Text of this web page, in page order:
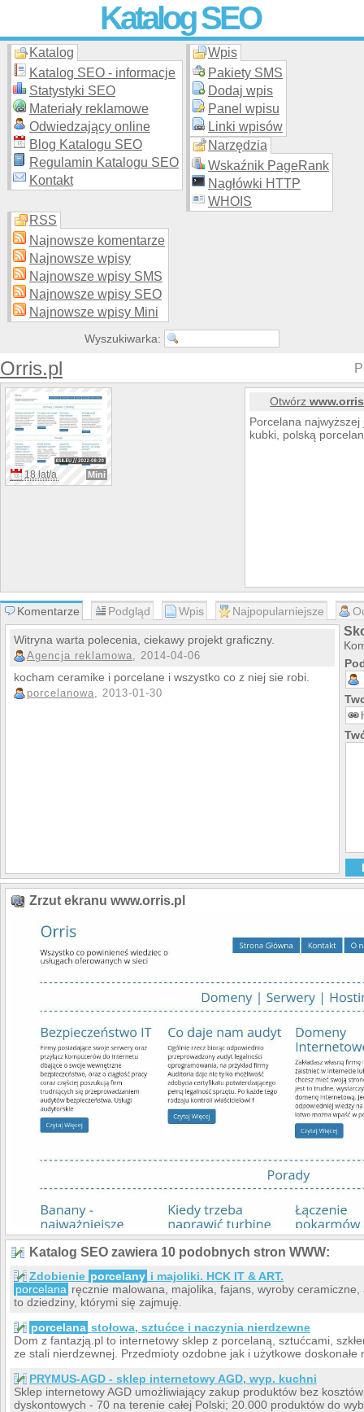
Katalog SEO
Skuteczna i promocja stron WWW –
moderowanego katalogu za darmo!
Katalog
Katalog SEO - informacje
Statystyki SEO
Materiały reklamowe
Odwiedzający online
Blog Katalogu SEO
Regulamin Katalogu SEO
Kontakt
Wpis
Pakiety SMS
Dodaj wpis
Panel wpisu
Linki wpisów
Narzędzia
Wskaźnik PageRank
Nagłówki HTTP
WHOIS
RSS
Najnowsze komentarze
Najnowsze wpisy
Najnowsze wpisy SMS
Najnowsze wpisy SEO
Najnowsze wpisy Mini
Wyszukiwarka:
Orris.pl
18 lat/a Mini
Otwórz
Porcelana
kubki, polską
Komentarze Podgląd Wpis Najpopularniejsze
Witryna warta polecenia, ciekawy projekt graficzny.
Agencja reklamowa, 2014-04-06
kocham ceramike i porcelane i wszystko co z niej sie robi.
porcelanowa, 2013-01-30
Zrzut ekranu www.orris.pl
Katalog SEO zawiera 10 podobnych stron WWW:
Zdobienie porcelany i majoliki. HCK IT & ART.
porcelana ręcznie malowana, majolika, fajans, wyroby
to dziedziny, którymi się zajmuję.
porcelana stołowa, sztućce i naczynia nierdzewne
Dom z fantazją.pl to internetowy sklep z porcelaną, sztućcami,
ze stali nierdzewnej. Przedmioty ozdobne jak i użytkowe doskonałe
PRYMUS-AGD - sklep internetowy AGD, wyp. kuchni
Sklep internetowy AGD umożliwiający zakup produktów bez
dyskontowych - 70 na terenie całej Polski; 20.000 produktów do